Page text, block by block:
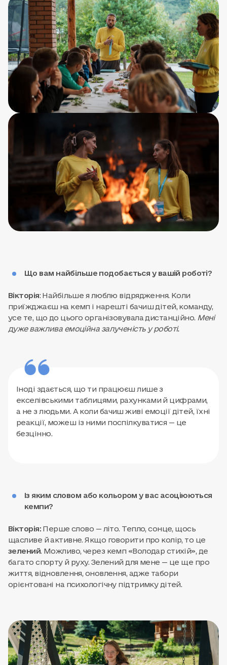
Що вам найбільше подобається у вашій роботі?
Вікторія: Найбільше я люблю відрядження. Коли
приїжджаєш на кемп і нарешті бачиш дітей, команду,
усе те, що до цього організовувала дистанційно. Мені
дуже важлива емоційна залученість у роботі.
Іноді здається, що ти працюєш лише з
екселівськими таблицями, рахунками й цифрами,
а не з людьми. А коли бачиш живі емоції дітей, їхні
реакції, можеш із ними поспілкуватися — це
безцінно.
Із яким словом або кольором у вас асоціюються
кемпи?
Вікторія:Перше слово — літо. Тепло, сонце, щось
щасливе й активне. Якщо говорити про колір, то це
зелений. Можливо, через кемп «Володар стихій», де
багато спорту й руху. Зелений для мене — це ще про
життя, відновлення, оновлення, адже табори
орієнтовані на психологічну підтримку дітей.